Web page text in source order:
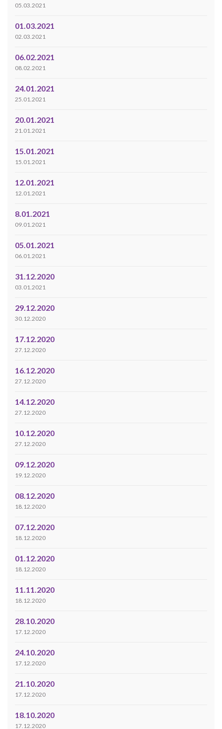
05.03.2021
01.03.2021
02.03.2021
06.02.2021
08.02.2021
24.01.2021
25.01.2021
20.01.2021
21.01.2021
15.01.2021
15.01.2021
12.01.2021
12.01.2021
8.01.2021
09.01.2021
05.01.2021
06.01.2021
31.12.2020
03.01.2021
29.12.2020
30.12.2020
17.12.2020
27.12.2020
16.12.2020
27.12.2020
14.12.2020
27.12.2020
10.12.2020
27.12.2020
09.12.2020
19.12.2020
08.12.2020
18.12.2020
07.12.2020
18.12.2020
01.12.2020
18.12.2020
11.11.2020
18.12.2020
28.10.2020
17.12.2020
24.10.2020
17.12.2020
21.10.2020
17.12.2020
18.10.2020
17.12.2020